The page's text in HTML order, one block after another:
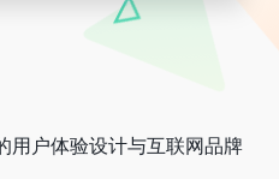
用户体验设计与互联网品牌